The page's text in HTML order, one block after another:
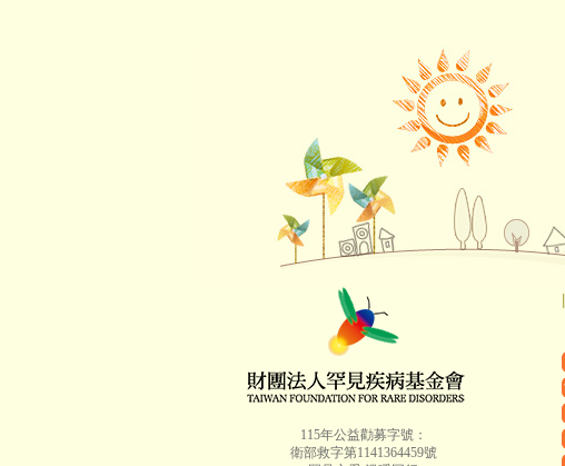
115年公益勸募字號：
衛部救字第1141364459號